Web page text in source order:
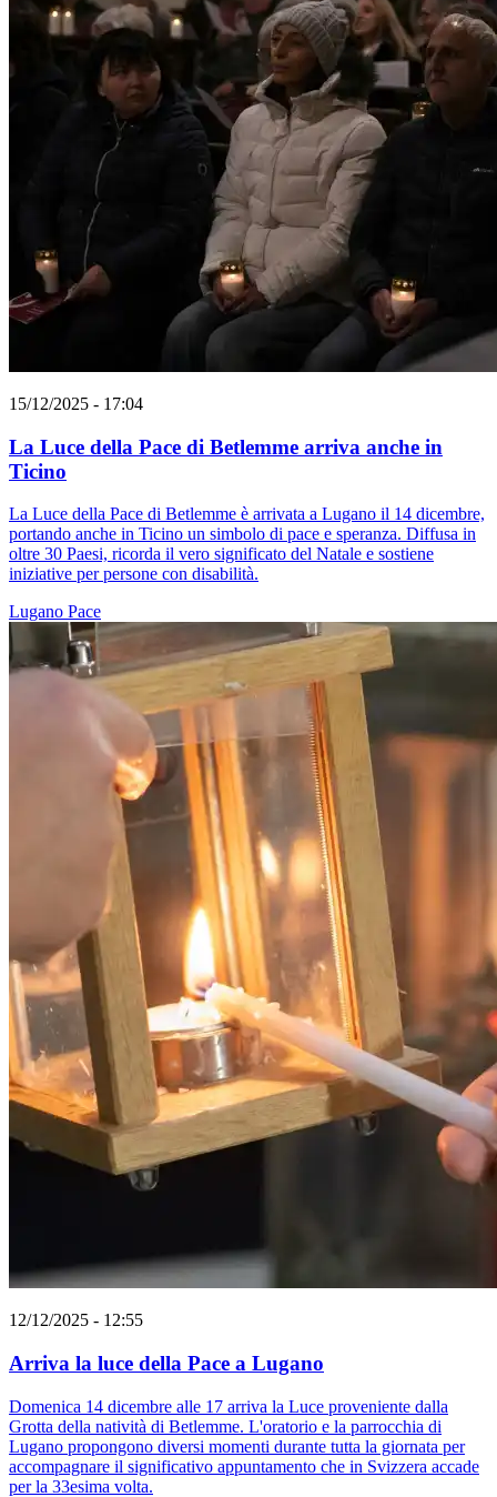
15/12/2025 - 17:04
La Luce della Pace di Betlemme arriva anche in
Ticino
La Luce della Pace di Betlemme è arrivata a Lugano il 14 dicembre,
portando anche in Ticino un simbolo di pace e speranza. Diffusa in
oltre 30 Paesi, ricorda il vero significato del Natale e sostiene
iniziative per persone con disabilità.
Lugano Pace
12/12/2025 - 12:55
Arriva la luce della Pace a Lugano
Domenica 14 dicembre alle 17 arriva la Luce proveniente dalla
Grotta della natività di Betlemme. L'oratorio e la parrocchia di
Lugano propongono diversi momenti durante tutta la giornata per
accompagnare il significativo appuntamento che in Svizzera accade
per la 33esima volta.